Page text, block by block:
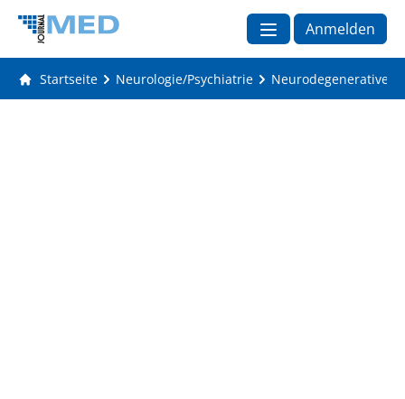
Anmelden
Startseite Neurologie/Psychiatrie Neurodegenerative